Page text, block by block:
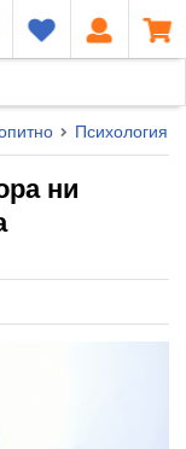
Психология
ни